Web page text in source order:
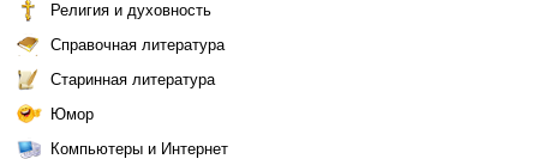
Религия и духовность
Справочная литература
Старинная литература
Юмор
Компьютеры и Интернет